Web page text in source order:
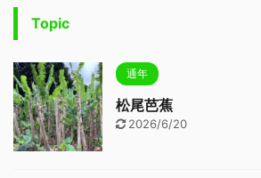
Topic
通年
松尾芭蕉
2026/6/20